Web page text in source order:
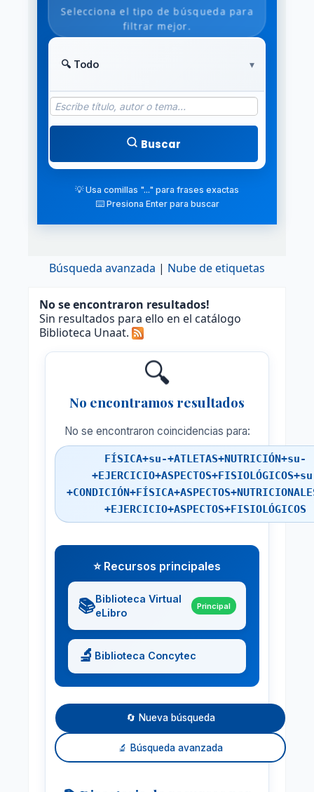
Selecciona el tipo de búsqueda para
filtrar mejor.
Buscar
💡 Usa comillas "..." para frases exactas
⌨️ Presiona Enter para buscar
Búsqueda avanzada Nube de etiquetas
No se encontraron resultados!
Sin resultados para ello en el catálogo
Biblioteca Unaat.
🔍
No encontramos resultados
No se encontraron coincidencias para:
FÍSICA+su-+ATLETAS+NUTRICIÓN+su-
+EJERCICIO+ASPECTOS+FISIOLÓGICOS
⭐ Recursos principales
📚Biblioteca Virtual
eLibro
Principal
🔬 Biblioteca Concytec
🔄 Nueva búsqueda
🔬 Búsqueda avanzada